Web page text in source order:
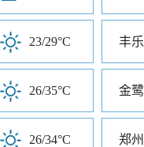
23/29°C 丰
26/35°C 金
26/34°C 郑